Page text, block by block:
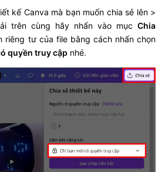
kế Canva mà bạn muốn chia sẻ lên >
trên cùng hãy nhấn vào mục Chia
riêng tư của file bằng cách nhấn chọn
quyền truy cập nhé.